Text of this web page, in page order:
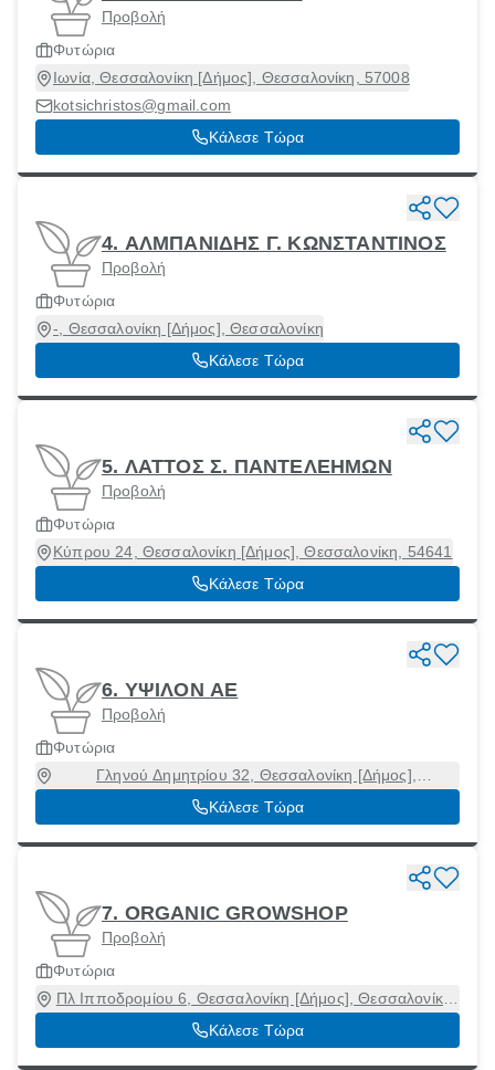
Προβολή
Φυτώρια
Ιωνία, Θεσσαλονίκη [Δήμος], Θεσσαλονίκη, 57008
kotsichristos@gmail.com
Κάλεσε Τώρα
4. ΑΛΜΠΑΝΙΔΗΣ Γ. ΚΩΝΣΤΑΝΤΙΝΟΣ
Προβολή
Φυτώρια
-, Θεσσαλονίκη [Δήμος], Θεσσαλονίκη
Κάλεσε Τώρα
5. ΛΑΤΤΟΣ Σ. ΠΑΝΤΕΛΕΗΜΩΝ
Προβολή
Φυτώρια
Κύπρου 24, Θεσσαλονίκη [Δήμος], Θεσσαλονίκη, 54641
Κάλεσε Τώρα
6. ΥΨΙΛΟΝ ΑΕ
Προβολή
Φυτώρια
Γληνού Δημητρίου 32, Θεσσαλονίκη [Δήμος],
Θεσσαλονίκη, 54249
Κάλεσε Τώρα
7. ORGANIC GROWSHOP
Προβολή
Φυτώρια
Πλ Ιπποδρομίου 6, Θεσσαλονίκη [Δήμος], Θεσσαλονίκη,
54621
Κάλεσε Τώρα